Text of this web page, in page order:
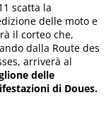
scatta la
delle moto e
il corteo che,
dalla Route des
arriverà al
delle
di Doues.